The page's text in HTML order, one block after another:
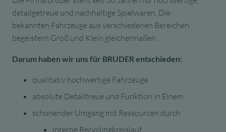
detailgetreue und nachhaltige Spielwaren. Die
bekannten Fahrzeuge aus verschiedenen Bereichen
begeistern Groß und Klein gleichermaßen.
Darum haben wir uns für BRUDER entschieden:
qualitativ hochwertige Fahrzeuge
absolute Detailtreue und Funktion in Einem
schonender Umgang mit Ressourcen durch
interne Recyclingkreislauf